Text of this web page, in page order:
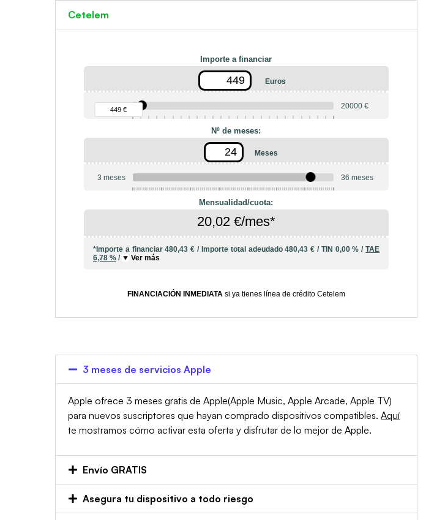
Cetelem
Importe a financiar
Euros
90 €
449 € 20000 €
Nº de meses:
Meses
3 meses 36 meses
Mensualidad/cuota:
20,02 €/mes*
*Importe a financiar480,43 € / Importe total adeudado480,43 € / TIN 0,00 % /TAE
6,78 %/ Ver más
FINANCIACIÓN INMEDIATAsi ya tienes línea de crédito Cetelem
3 meses de servicios Apple
Apple ofrece 3 meses gratis de Apple(Apple Music, Apple Arcade, Apple TV)
para nuevos suscriptores que hayan comprado dispositivos compatibles.Aquí
te mostramos cómo activar esta oferta y disfrutar de lo mejor de Apple.
Envío GRATIS
Asegura tu dispositivo a todo riesgo